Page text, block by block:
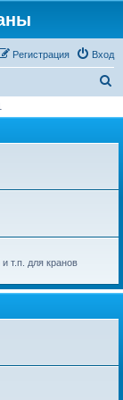
Вход
Регистрация
с
т.п. для кранов